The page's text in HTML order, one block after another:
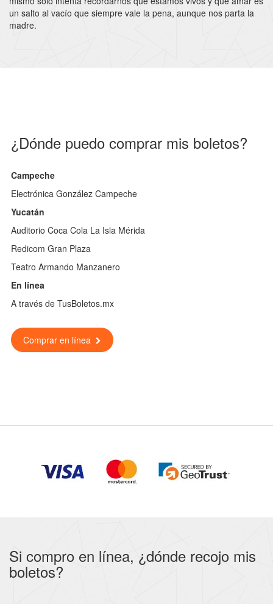
un salto al vacío que siempre vale la pena, aunque nos parta la
madre.
¿Dónde puedo comprar mis boletos?
Campeche
Electrónica González Campeche
Yucatán
Auditorio Coca Cola La Isla Mérida
Redicom Gran Plaza
Teatro Armando Manzanero
En línea
A través de TusBoletos.mx
Comprar en línea
Si compro en línea, ¿dónde recojo mis
boletos?